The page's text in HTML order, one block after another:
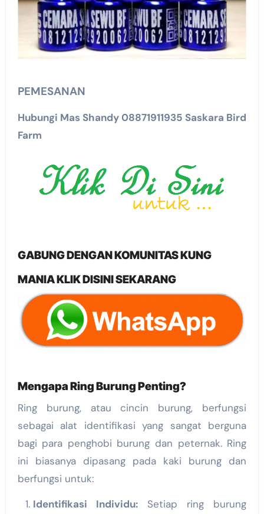
PEMESANAN
Hubungi Mas Shandy 08871911935 Saskara Bird
Farm
GABUNG DENGAN KOMUNITAS KUNG
MANIA KLIK DISINI SEKARANG
Mengapa Ring Burung Penting?
Ring burung, atau cincin burung, berfungsi
sebagai alat identifikasi yang sangat berguna
bagi para penghobi burung dan peternak. Ring
ini biasanya dipasang pada kaki burung dan
berfungsi untuk:
Identifikasi Individu:Setiap ring burung